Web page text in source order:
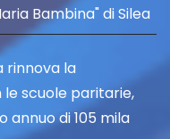
Bambina" di Silea
rinnova la
scuole paritarie,
annuo di 105 mila